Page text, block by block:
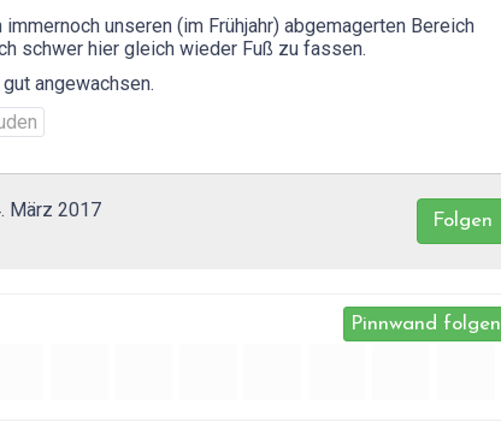
immernoch unseren (im Frühjahr) abgemagerten Bereich
schwer hier gleich wieder Fuß zu fassen.
angewachsen.
Folgen
März 2017
Pinnwand folgen